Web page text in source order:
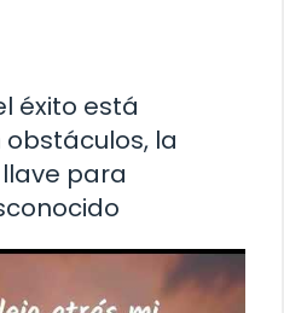
éxito está
la
para